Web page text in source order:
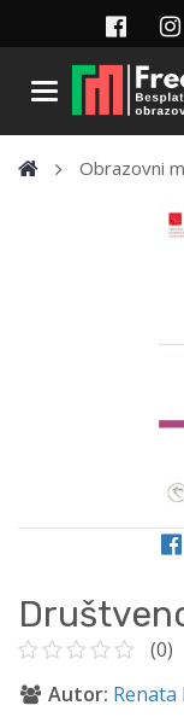
Obrazovni
(0)
Autor: Renata